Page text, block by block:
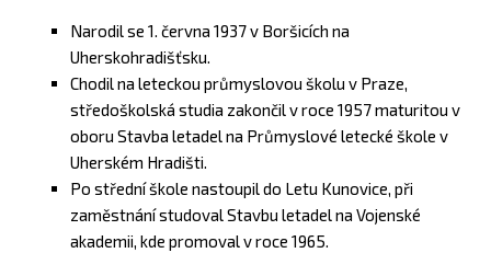
Narodil se 1. června 1937 v Boršicích na
Uherskohradišťsku.
Chodil na leteckou průmyslovou školu v Praze,
středoškolská studia zakončil v roce 1957 maturitou v
oboru Stavba letadel na Průmyslové letecké škole v
Uherském Hradišti.
Po střední škole nastoupil do Letu Kunovice, při
zaměstnání studoval Stavbu letadel na Vojenské
akademii, kde promoval v roce 1965.